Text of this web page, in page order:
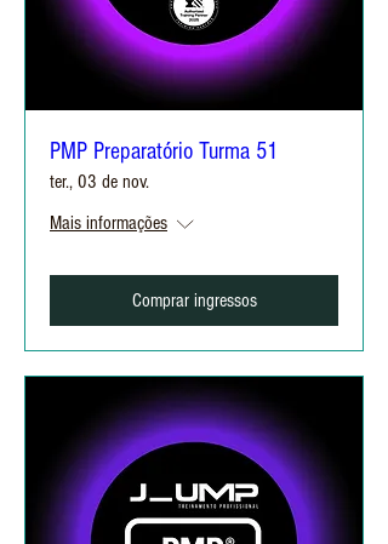
PMP Preparatório Turma 51
ter., 03 de nov.
Mais informações
Comprar ingressos